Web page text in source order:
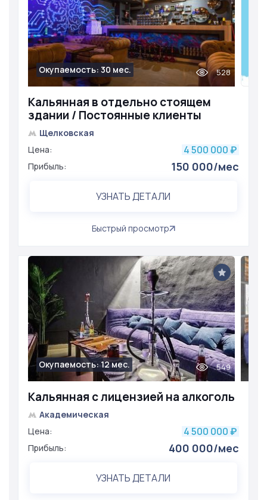
Кальянная в отдельно стоящем
здании / Постоянные клиенты
Окупаемость: 30 мес. 528
Щелковская
Цена:
4 500 000 ₽
Прибыль: 150 000/мес
УЗНАТЬ ДЕТАЛИ
Быстрый просмотр
Кальянная с лицензией на алкоголь
Окупаемость: 12 мес. 549
Академическая
Цена:
4 500 000 ₽
Прибыль: 400 000/мес
УЗНАТЬ ДЕТАЛИ